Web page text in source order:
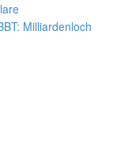
Milliardenloch